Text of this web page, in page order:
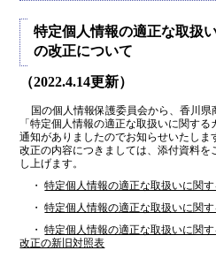
特定個人情報の適正な取扱
の改正について
（2022.4.14更新）
国の個人情報保護委員会から、香川県
「特定個人情報の適正な取扱いに関す
通知がありましたのでお知らせいたしま
改正の内容につきましては、添付資料を
し上げます。
・特定個人情報の適正な取扱いに関
・特定個人情報の適正な取扱いに関
・特定個人情報の適正な取扱いに関
改正の新旧対照表